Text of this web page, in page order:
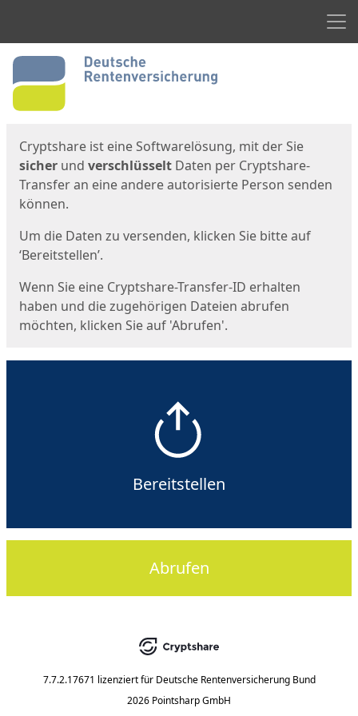
Start
Cryptshare ist eine Softwarelösung, mit der Sie
sicher und verschlüsselt Daten per Cryptshare-
Transfer an eine andere autorisierte Person senden
können.
Um die Daten zu versenden, klicken Sie bitte auf
‘Bereitstellen’.
Wenn Sie eine Cryptshare-Transfer-ID erhalten
haben und die zugehörigen Dateien abrufen
möchten, klicken Sie auf 'Abrufen'.
Bereitstellen
Abrufen
7.7.2.17671 lizenziert für Deutsche Rentenversicherung Bund
2026 Pointsharp GmbH